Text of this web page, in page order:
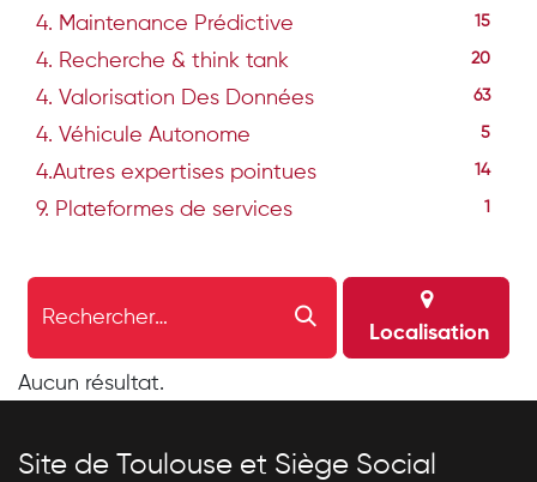
4. Maintenance Prédictive 15
4. Recherche & think tank 20
4. Valorisation Des Données 63
4. Véhicule Autonome 5
4.Autres expertises pointues 14
9. Plateformes de services
Localisation
Aucun résultat.
Site de Toulouse et Siège Social